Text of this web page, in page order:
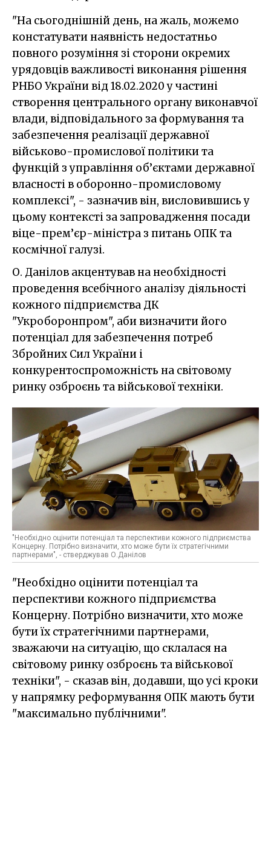
"На сьогоднішній день, на жаль, можемо
констатувати наявність недостатньо
повного розуміння зі сторони окремих
урядовців важливості виконання рішення
РНБО України від 18.02.2020 у частині
створення центрального органу виконавчої
влади, відповідального за формування та
забезпечення реалізації державної
військово-промислової політики та
функцій з управління об’єктами державної
власності в оборонно-промисловому
комплексі", - зазначив він, висловившись у
цьому контексті за запровадження посади
віце-прем’єр-міністра з питань ОПК та
космічної галузі.
О. Данілов акцентував на необхідності
проведення всебічного аналізу діяльності
кожного підприємства ДК
"Укроборонпром", аби визначити його
потенціал для забезпечення потреб
Збройних Сил України і
конкурентоспроможність на світовому
ринку озброєнь та військової техніки.
"Необхідно оцінити потенціал та перспективи кожного підприємства
Концерну. Потрібно визначити, хто може бути їх стратегічними
партнерами", - стверджував О.Данілов
"Необхідно оцінити потенціал та
перспективи кожного підприємства
Концерну. Потрібно визначити, хто може
бути їх стратегічними партнерами,
зважаючи на ситуацію, що склалася на
світовому ринку озброєнь та військової
техніки", - сказав він, додавши, що усі кроки
у напрямку реформування ОПК мають бути
"максимально публічними".